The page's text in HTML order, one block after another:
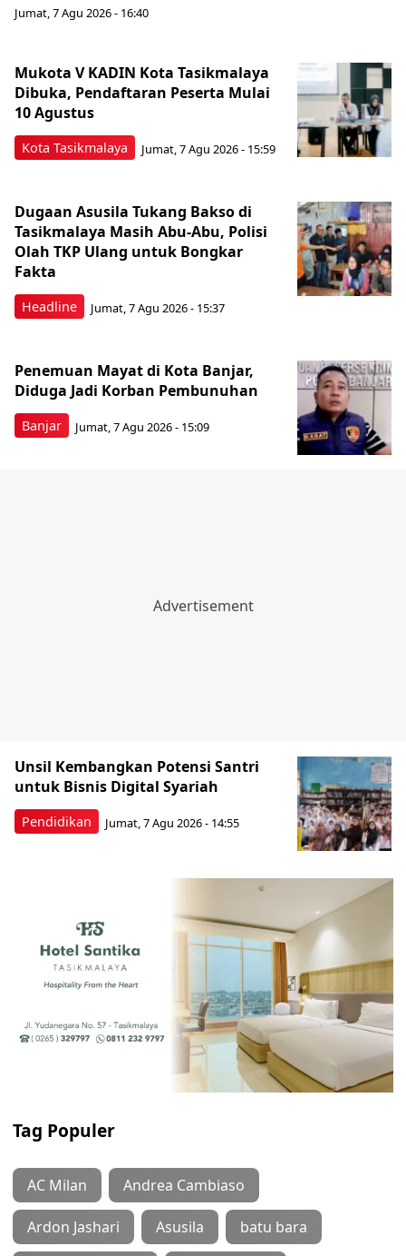
Jumat, 7 Agu 2026 - 16:40
Kota Tasikmalaya
Mukota V KADIN Kota Tasikmalaya
Dibuka, Pendaftaran Peserta Mulai
10 Agustus
Jumat, 7 Agu 2026 - 15:59
Headline
Dugaan Asusila Tukang Bakso di
Tasikmalaya Masih Abu-Abu, Polisi
Olah TKP Ulang untuk Bongkar
Fakta
Jumat, 7 Agu 2026 - 15:37
Banjar
Penemuan Mayat di Kota Banjar,
Diduga Jadi Korban Pembunuhan
Jumat, 7 Agu 2026 - 15:09
Pendidikan
Unsil Kembangkan Potensi Santri
untuk Bisnis Digital Syariah
Jumat, 7 Agu 2026 - 14:55
Tag Populer
AC Milan Andrea Cambiaso
Ardon Jashari Asusila batu bara